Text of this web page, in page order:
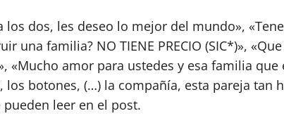
los dos, les deseo lo mejor del mundo»,
una familia? NO TIENE PRECIO (SIC*)»,
«Mucho amor para ustedes y esa familia
los botones, (…) la compañía, esta pareja tan
pueden leer en el post.